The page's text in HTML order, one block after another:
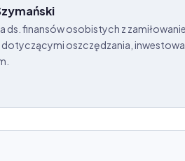
ds. finansów osobistych z
oszczędzania,